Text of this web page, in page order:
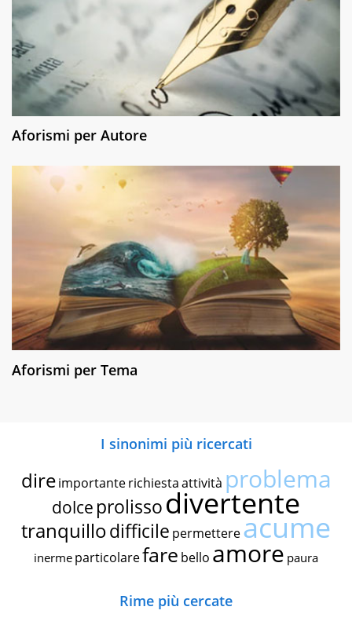
Aforismi per Autore
Aforismi per Tema
I sinonimi più ricercati
dire importante richiestaattività problema
dolce prolissodivertente
tranquillodifficile permettereacume
inerme particolarefare bello amore paura
Rime più cercate